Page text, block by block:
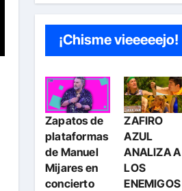
¡Chisme vieeeeejo!
Zapatos de
plataformas
de Manuel
Mijares en
concierto
ZAFIRO
AZUL
ANALIZA A
LOS
ENEMIGOS